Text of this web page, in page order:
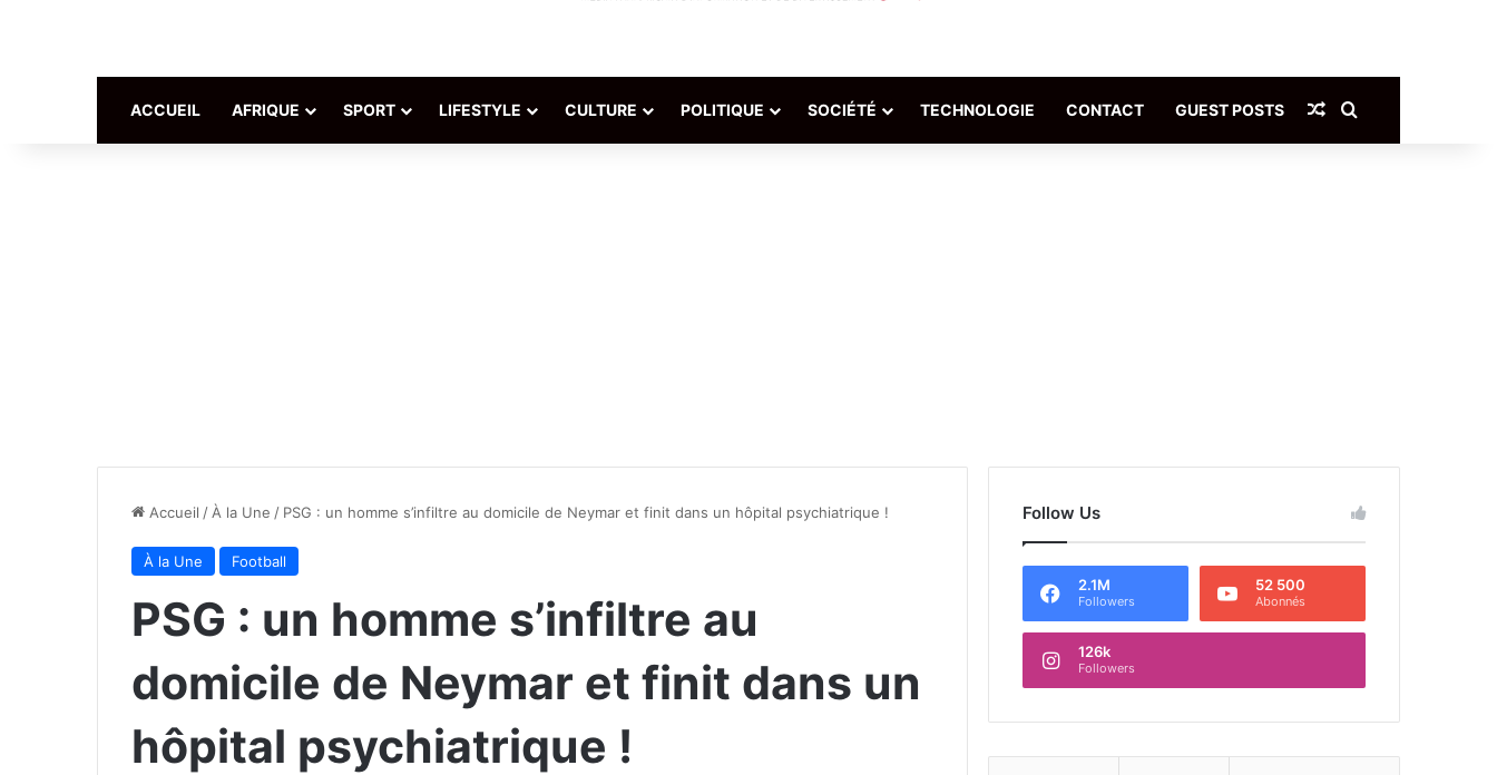
ACCUEIL AFRIQUE SPORT LIFESTYLE CULTURE POLITIQUE SOCIÉTÉ TECHNOLOGIE CONTACT GUEST POSTS Article Aléatoire
Accueil / À la Une / PSG : un homme s’infiltre au domicile de Neymar et finit dans un hôpital psychiatrique !
À la Une Football
PSG : un homme s’infiltre au
domicile de Neymar et finit dans un
hôpital psychiatrique !
Follow Us
2.1M
Followers
52 500
Abonnés
126k
Followers